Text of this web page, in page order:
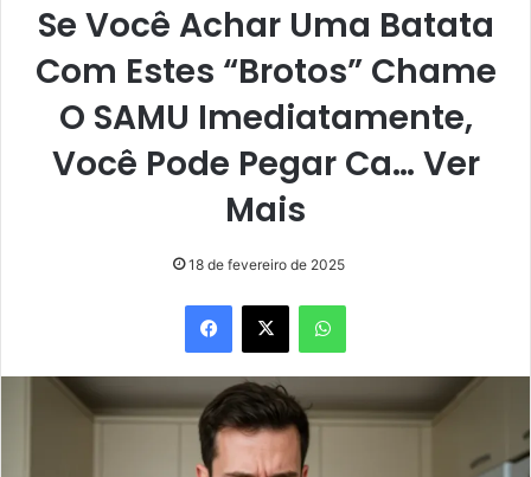
Se Você Achar Uma Batata
Com Estes “Brotos” Chame
O SAMU Imediatamente,
Você Pode Pegar Ca… Ver
Mais
18 de fevereiro de 2025
Facebook
X WhatsApp